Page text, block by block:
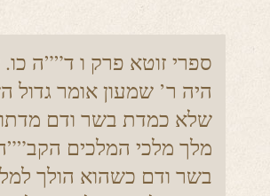
1. ספרי זוטא פרק ו ד””ה
היה ר’ שמעון אומר גדול
שלא כמדת בשר ודם
מלך מלכי המלכים
בשר ודם כשהוא הולך